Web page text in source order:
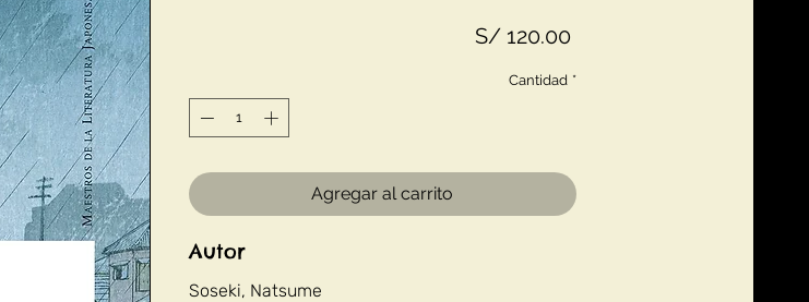
S/ 120.00Precio
Cantidad *
Agregar al carrito
Autor
Soseki, Natsume